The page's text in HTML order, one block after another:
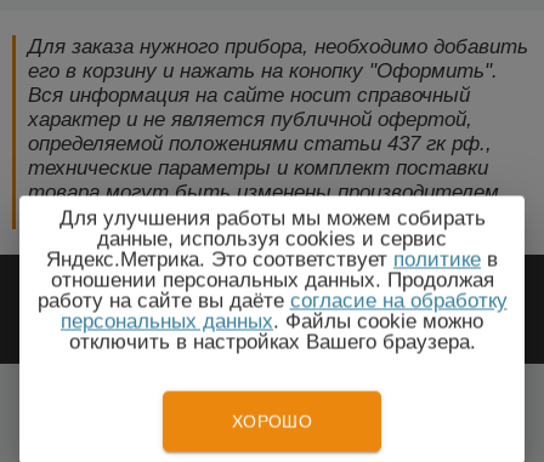
Для заказа нужного прибора, необходимо добавить
его в корзину и нажать на конопку "Оформить".
Вся информация на сайте носит справочный
характер и не является публичной офертой,
определяемой положениями статьи 437 гк рф.,
технические параметры и комплект поставки
товара могут быть изменены производителем
без предварительного уведомления!
2009-2026 © ЭлектроПрогресс -
Электротехническое оборудование
Раздан, Котайкская область
Для улучшения работы мы можем собирать
данные, используя cookies и сервис
Яндекс.Метрика. Это соответствует политике в
отношении персональных данных. Продолжая
работу на сайте вы даёте согласие на обработку
персональных данных. Файлы cookie можно
отключить в настройках Вашего браузера.
ХОРОШО